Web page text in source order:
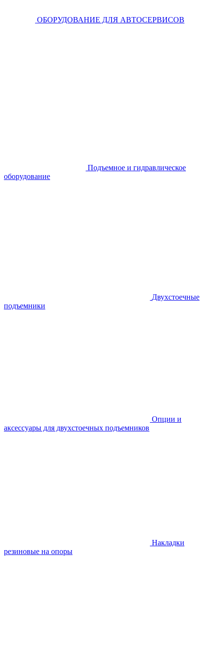
ОБОРУДОВАНИЕ ДЛЯ АВТОСЕРВИСОВ
Подъемное и гидравлическое
оборудование
Двухстоечные
подъемники
Опции и
аксессуары для двухстоечных подъемников
Накладки
резиновые на опоры